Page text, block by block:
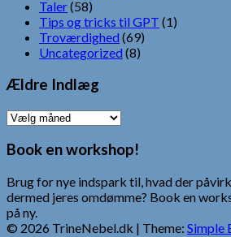
Taler(58)
Tips og tricks til GPT (1)
Troværdighed (69)
Uncategorized (8)
Ældre Indlæg
Ældre
Indlæg
Book en workshop!
Brug for nye indspark til, hvad der
dermed jeres omdømme? Book en
på ny.
© 2026 TrineNebel.dk | Theme: Simple